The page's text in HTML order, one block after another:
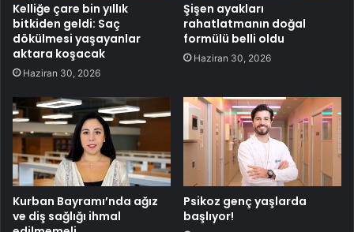
Kelliğe çare bin yıllık
bitkiden geldi: Saç
dökülmesi yaşayanlar
aktara koşacak
Haziran 30, 2026
Şişen ayakları
rahatlatmanın doğal
formülü belli oldu
Haziran 30, 2026
Kurban Bayramı’nda ağız
ve diş sağlığı ihmal
Psikoz genç yaşlarda
başlıyor!